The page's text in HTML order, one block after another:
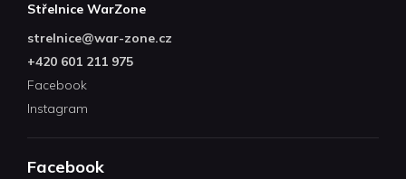
Střelnice WarZone
strelnice@war-zone.cz
+420 601 211 975
Facebook
Instagram
Facebook